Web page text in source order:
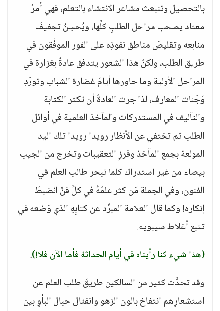
بالتحصيل وتنبعث مشاعر الانتشاء بالتعلم، فهي أمرٌ
معتاد يصحب مراحل الطلبِ كلِّها، ويُحسِنُ تجفيفَ
منابعه وتقليصَ مناطق نفوذِه على الفور الموفَّقون في
طريق الطلب، ولكنَّ هذا الشعور يتدفق عادةً بغزارة في
المراحل الأولية وما جاورها أيامَ غضارة الشباب وتورّدِ
وَجَنات المعارف، لذا جرت العادةُ أن تكثر الكتابة
والتآليف في المستدركات والمآخذ العلمية في أوائل
الطلب ثم تختفي عن الأنظار رويدا رويدا تلك اليد
المولعة بجمع المآخذ وفرزِ التعقيبات وتخرج من الجيب
بيضاء من غير استدراك كلما تبحر طالب العلم في
الفنون، وفي الجملة مَن كثر علمُهُ في كلِّ فنٍّ انضبطَ
إنكاره! وكما قال العلامة المبرِّد عن كتابِهِ الذي وَضعه في
تتبع أغلاط سيبويه:
(هذا شيء كنا رأيناه في أيام الحداثة فأما الآن فلا!).
وقد تحدَّث كثير من السالكين طريقَ طلب العلم عن
استشعارِهم انتفاخ بالون الزهو وانفتال حبال البأوِ بين